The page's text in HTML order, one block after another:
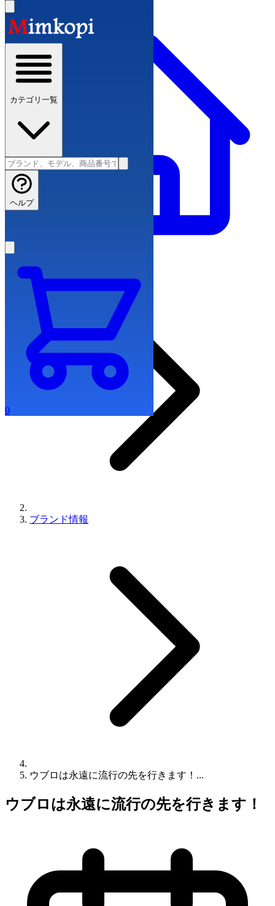
カテゴリ一覧
ヘルプ
0
ブランド情報
ウブロは永遠に流行の先を行きます！...
ウブロは永遠に流行の先を行きます！